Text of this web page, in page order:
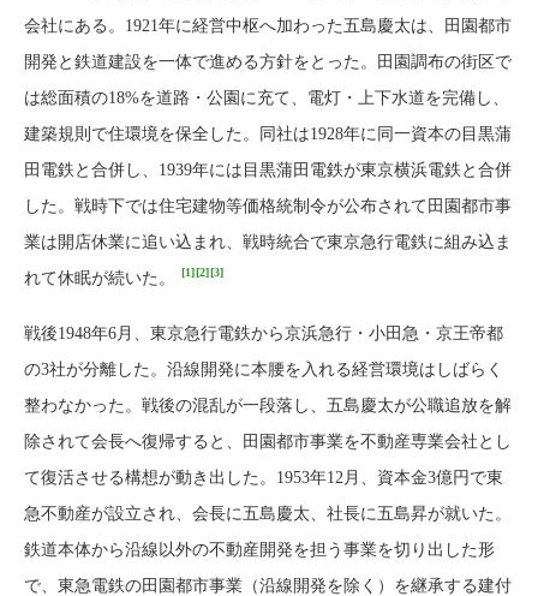
会社にある。1921年に経営中枢へ加わった五島慶太は、田園都市
開発と鉄道建設を一体で進める方針をとった。田園調布の街区で
は総面積の18%を道路・公園に充て、電灯・上下水道を完備し、
建築規則で住環境を保全した。同社は1928年に同一資本の目黒蒲
田電鉄と合併し、1939年には目黒蒲田電鉄が東京横浜電鉄と合併
した。戦時下では住宅建物等価格統制令が公布されて田園都市事
業は開店休業に追い込まれ、戦時統合で東京急行電鉄に組み込ま
れて休眠が続いた。
[1][2][3]
戦後1948年6月、東京急行電鉄から京浜急行・小田急・京王帝都
の3社が分離した。沿線開発に本腰を入れる経営環境はしばらく
整わなかった。戦後の混乱が一段落し、五島慶太が公職追放を解
除されて会長へ復帰すると、田園都市事業を不動産専業会社とし
て復活させる構想が動き出した。1953年12月、資本金3億円で東
急不動産が設立され、会長に五島慶太、社長に五島昇が就いた。
鉄道本体から沿線以外の不動産開発を担う事業を切り出した形
で、東急電鉄の田園都市事業（沿線開発を除く）を継承する建付